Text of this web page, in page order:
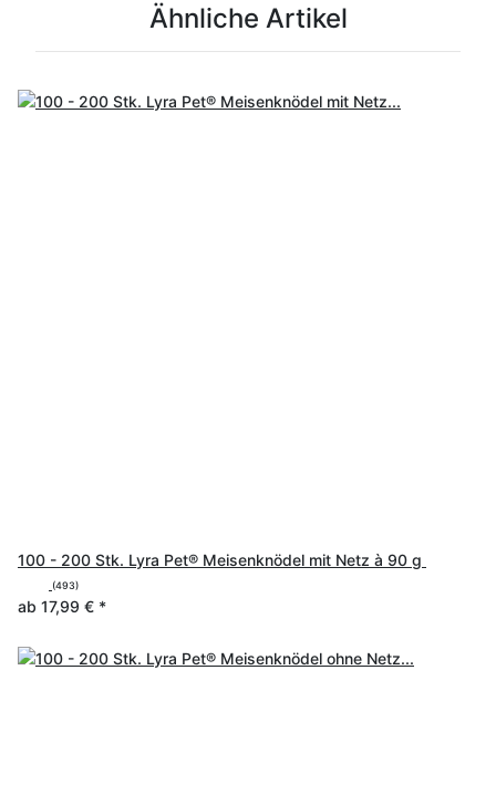
Ähnliche Artikel
100 - 200 Stk. Lyra Pet® Meisenknödel mit Netz à 90 g
(493)
ab 17,99 € *